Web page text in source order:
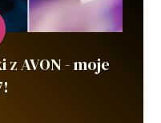
AVON - moje